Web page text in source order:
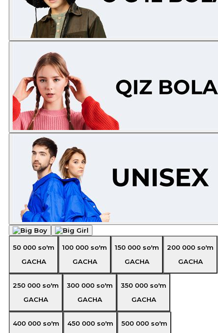
50 000 so'm
GACHA
100 000 so'm
GACHA
150 000 so'm
GACHA
200 000 so'm
GACHA
250 000 so'm
GACHA
300 000 so'm
GACHA
350 000 so'm
GACHA
400 000 so'm
450 000 so'm
500 000 so'm